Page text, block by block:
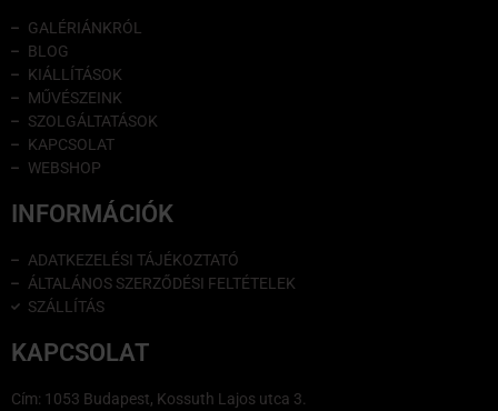
GALÉRIÁNKRÓL
BLOG
KIÁLLÍTÁSOK
MŰVÉSZEINK
SZOLGÁLTATÁSOK
KAPCSOLAT
WEBSHOP
INFORMÁCIÓK
ADATKEZELÉSI TÁJÉKOZTATÓ
ÁLTALÁNOS SZERZŐDÉSI FELTÉTELEK
SZÁLLÍTÁS
KAPCSOLAT
Cím: 1053 Budapest, Kossuth Lajos utca 3.